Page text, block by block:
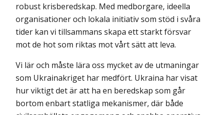
robust krisberedskap. Med medborgare, ideella
organisationer och lokala initiativ som stöd i svåra
tider kan vi tillsammans skapa ett starkt försvar
mot de hot som riktas mot vårt sätt att leva.
Vi lär och måste lära oss mycket av de utmaningar
som Ukrainakriget har medfört. Ukraina har visat
hur viktigt det är att ha en beredskap som går
bortom enbart statliga mekanismer, där både